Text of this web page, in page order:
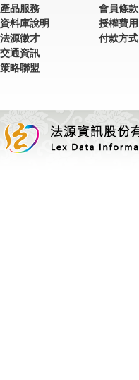
產品服務
資料庫說明
法源徵才
交通資訊
策略聯盟
會員條款
授權費用
付款方式